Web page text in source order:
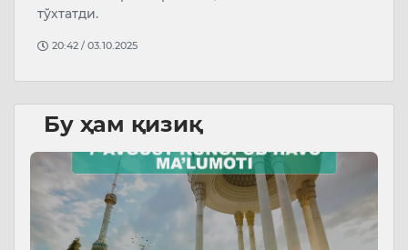
тўхтатди.
20:42 / 03.10.2025
Бу ҳам қизиқ